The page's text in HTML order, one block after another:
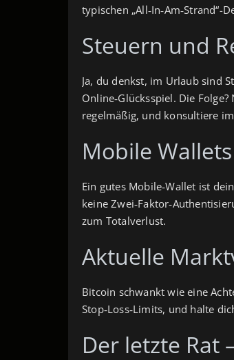
typischen „All‑In‑Am‑Strand“-
Steuern und
Ja, du denkst, im Urlaub sind
Online‑Glücksspiel. Die
regelmäßig, und konsultiere
Mobile
Ein gutes Mobile‑Wallet ist
keine
zum Totalverlust.
Aktuelle
Bitcoin schwankt wie eine
Stop‑Loss‑Limits, und halte
Der letzte Rat